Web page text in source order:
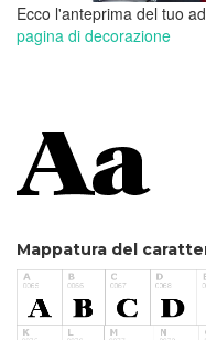
Ecco l'anteprima del tuo
pagina di decorazione
Mappatura del